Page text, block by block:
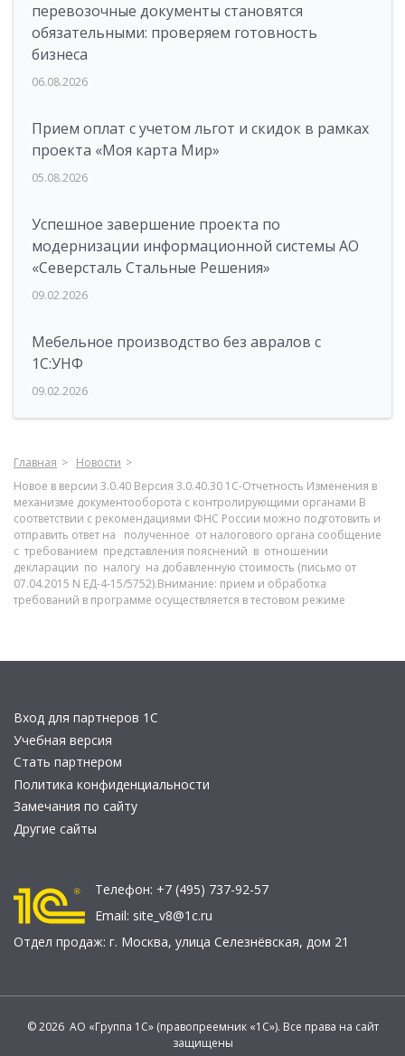
перевозочные документы становятся
обязательными: проверяем готовность
бизнеса
06.08.2026
Прием оплат с учетом льгот и скидок в рамках
проекта «Моя карта Мир»
05.08.2026
Успешное завершение проекта по
модернизации информационной системы АО
«Северсталь Стальные Решения»
09.02.2026
Мебельное производство без авралов с
1С:УНФ
09.02.2026
Главная
Новости
Новое в версии 3.0.40 Версия 3.0.40.30 1С-Отчетность Изменения в
механизме документооборота с контролирующими органами В
соответствии с рекомендациями ФНС России можно подготовить и
отправить ответ на полученное от налогового органа сообщение
с требованием представления пояснений в отношении
декларации по налогу на добавленную стоимость (письмо от
07.04.2015 N ЕД-4-15/5752).Внимание: прием и обработка
требований в программе осуществляется в тестовом режиме
Вход для партнеров 1С
Учебная версия
Стать партнером
Политика конфиденциальности
Замечания по сайту
Другие сайты
Телефон: +7 (495) 737-92-57
Email: site_v8@1c.ru
Отдел продаж: г. Москва, улица Селезнёвская, дом 21
© 2026 АО «Группа 1С» (правопреемник «1С»). Все права на сайт
защищены